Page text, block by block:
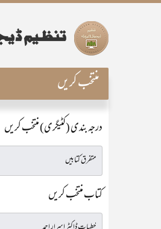
منتخب کریں
درجہ بندی (کٹیگری) منتخب کریں
کتاب منتخب کریں